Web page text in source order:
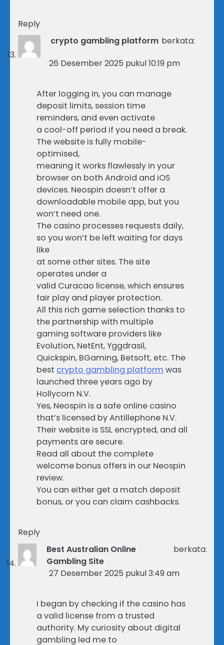
Reply
crypto gambling platform berkata:
26 Desember 2025 pukul 10:19 pm
After logging in, you can manage
deposit limits, session time
reminders, and even activate
a cool-off period if you need a break.
The website is fully mobile-
optimised,
meaning it works flawlessly in your
browser on both Android and iOS
devices. Neospin doesn’t offer a
downloadable mobile app, but you
won’t need one.
The casino processes requests daily,
so you won’t be left waiting for days
like
at some other sites. The site
operates under a
valid Curacao license, which ensures
fair play and player protection.
All this rich game selection thanks to
the partnership with multiple
gaming software providers like
Evolution, NetEnt, Yggdrasil,
Quickspin, BGaming, Betsoft, etc. The
best crypto gambling platform was
launched three years ago by
Hollycorn N.V.
Yes, Neospin is a safe online casino
that’s licensed by Antillephone N.V.
Their website is SSL encrypted, and all
payments are secure.
Read all about the complete
welcome bonus offers in our Neospin
review.
You can either get a match deposit
bonus, or you can claim cashbacks.
Reply
Best Australian Online
Gambling Site
berkata:
27 Desember 2025 pukul 3:49 am
I began by checking if the casino has
a valid license from a trusted
authority. My curiosity about digital
gambling led me to